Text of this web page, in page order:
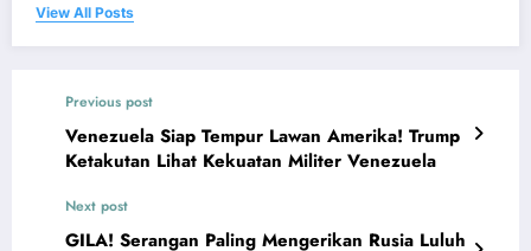
View All Posts
Previous post
Venezuela Siap Tempur Lawan Amerika! Trump
Ketakutan Lihat Kekuatan Militer Venezuela
Next post
GILA! Serangan Paling Mengerikan Rusia Luluh